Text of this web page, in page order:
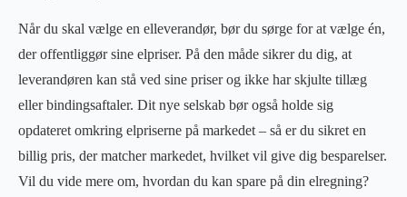
Når du skal vælge en elleverandør, bør du sørge for at vælge én,
der offentliggør sine elpriser. På den måde sikrer du dig, at
leverandøren kan stå ved sine priser og ikke har skjulte tillæg
eller bindingsaftaler. Dit nye selskab bør også holde sig
opdateret omkring elpriserne på markedet – så er du sikret en
billig pris, der matcher markedet, hvilket vil give dig besparelser.
Vil du vide mere om, hvordan du kan spare på din elregning?